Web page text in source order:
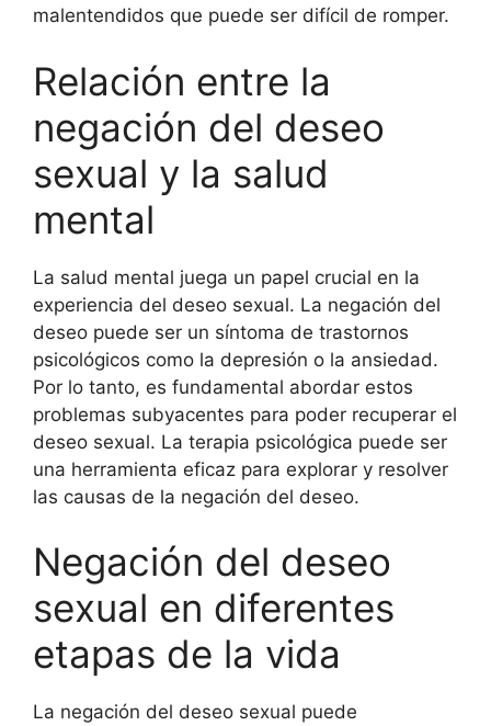
malentendidos que puede ser difícil de romper.
Relación entre la
negación del deseo
sexual y la salud
mental
La salud mental juega un papel crucial en la
experiencia del deseo sexual. La negación del
deseo puede ser un síntoma de trastornos
psicológicos como la depresión o la ansiedad.
Por lo tanto, es fundamental abordar estos
problemas subyacentes para poder recuperar el
deseo sexual. La terapia psicológica puede ser
una herramienta eficaz para explorar y resolver
las causas de la negación del deseo.
Negación del deseo
sexual en diferentes
etapas de la vida
La negación del deseo sexual puede